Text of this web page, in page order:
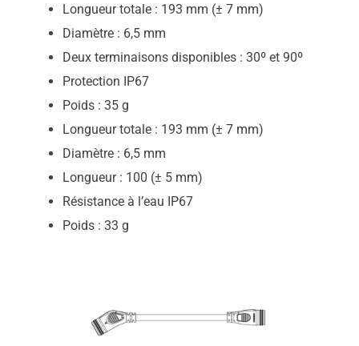
Longueur totale : 193 mm (± 7 mm)
Diamètre : 6,5 mm
Deux terminaisons disponibles : 30º et 90º
Protection IP67
Poids : 35 g
Longueur totale : 193 mm (± 7 mm)
Diamètre : 6,5 mm
Longueur : 100 (± 5 mm)
Résistance à l’eau IP67
Poids : 33 g